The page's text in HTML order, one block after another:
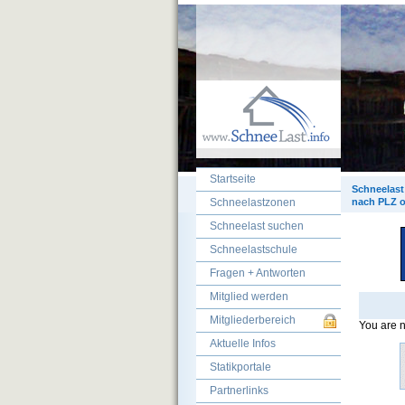
You are
nach PLZ
Startseite
Schneelastzonen
Schneelast suchen
Schneelastschule
Fragen + Antworten
Mitglied werden
Mitgliederbereich
Aktuelle Infos
Statikportale
Partnerlinks